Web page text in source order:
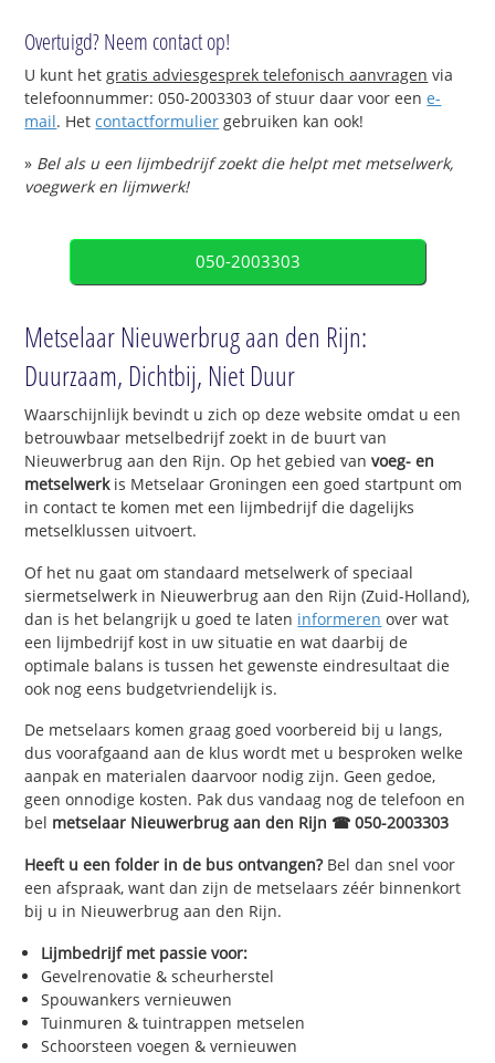
Overtuigd? Neem contact op!
U kunt hetgratis adviesgesprek telefonisch aanvragen via
telefoonnummer: 050-2003303 of stuur daar voor eene-
mail. Hetcontactformulier gebruiken kan ook!
» Bel als u een lijmbedrijf zoekt die helpt met metselwerk,
voegwerk en lijmwerk!
050-2003303
Metselaar Nieuwerbrug aan den Rijn:
Duurzaam, Dichtbij, Niet Duur
Waarschijnlijk bevindt u zich op deze website omdat u een
betrouwbaar metselbedrijf zoekt in de buurt van
Nieuwerbrug aan den Rijn. Op het gebied van voeg- en
metselwerkis Metselaar Groningen een goed startpunt om
in contact te komen met een lijmbedrijf die dagelijks
metselklussen uitvoert.
Of het nu gaat om standaard metselwerk of speciaal
siermetselwerk in Nieuwerbrug aan den Rijn (Zuid-Holland),
dan is het belangrijk u goed te laten informeren over wat
een lijmbedrijf kost in uw situatie en wat daarbij de
optimale balans is tussen het gewenste eindresultaat die
ook nog eens budgetvriendelijk is.
De metselaars komen graag goed voorbereid bij u langs,
dus voorafgaand aan de klus wordt met u besproken welke
aanpak en materialen daarvoor nodig zijn. Geen gedoe,
geen onnodige kosten. Pak dus vandaag nog de telefoon en
bel metselaar Nieuwerbrug aan den Rijn ☎ 050-2003303
Heeft u een folder in de bus ontvangen?Bel dan snel voor
een afspraak, want dan zijn de metselaars zéér binnenkort
bij u in Nieuwerbrug aan den Rijn.
Lijmbedrijf met passie voor:
Gevelrenovatie & scheurherstel
Spouwankers vernieuwen
Tuinmuren & tuintrappen metselen
Schoorsteen voegen & vernieuwen